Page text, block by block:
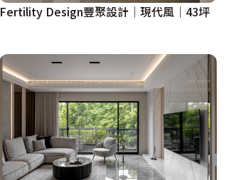
Fertility Design豐聚設計│現代風│43坪